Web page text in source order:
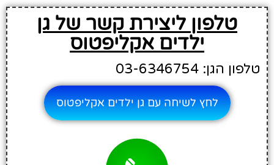
טלפון ליצירת קשר של גן
ילדים אקליפטוס
טלפון הגן: 03-6346754
לחץ לשיחה עם גן ילדים אקליפטוס